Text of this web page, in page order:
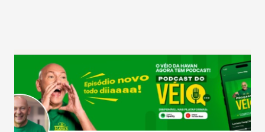
confraternizações de fim de ano e pelo pagamento do 13º
Salário para um número maior de trabalhadores, já que o
país tem a menor taxa de desemprego dos anos recentes.
Ainda segundo a Pesquisa, em novembro de 2025, 40% dos
bares e restaurantes operaram com lucro e outros 40%